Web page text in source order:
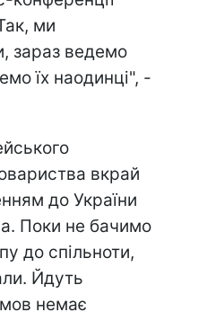
ми
зараз ведемо
їх наодинці", -
вкрай
до України
Поки не бачимо
до спільноти,
Йдуть
немає